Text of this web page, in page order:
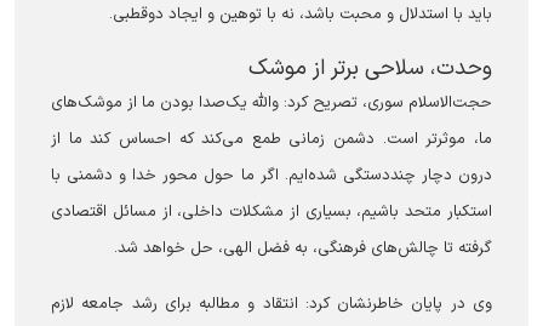
باید با استدلال و محبت باشد، نه با توهین و ایجاد دوقطبی.
وحدت، سلاحی برتر از موشک
حجت‌الاسلام سوری، تصریح کرد: والله یک‌صدا بودن ما از موشک‌های
ما، موثرتر است. دشمن زمانی طمع می‌کند که احساس کند ما از
درون دچار چنددستگی شده‌ایم. اگر ما حول محور خدا و دشمنی با
استکبار متحد باشیم، بسیاری از مشکلات داخلی، از مسائل اقتصادی
گرفته تا چالش‌های فرهنگی، به فضل الهی، حل خواهد شد.
وی در پایان خاطرنشان کرد: انتقاد و مطالبه برای رشد جامعه لازم